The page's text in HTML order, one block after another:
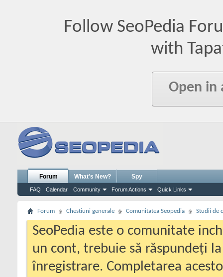
Follow SeoPedia
with
Open in
Forum
FAQ Calendar Community Forum Actions Quick Links
What's New? Spy
Forum Chestiuni generale Comunitatea Seopedia Studii de
SeoPedia este o comunitate
un cont, trebuie să răspundeți
înregistrare. Completarea